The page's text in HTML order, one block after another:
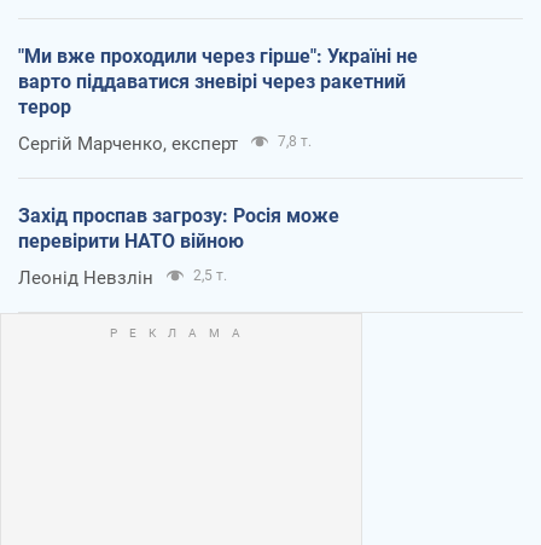
"Ми вже проходили через гірше": Україні не
варто піддаватися зневірі через ракетний
терор
Сергій Марченко, експерт 7,8 т.
Захід проспав загрозу: Росія може
перевірити НАТО війною
Леонід Невзлін 2,5 т.